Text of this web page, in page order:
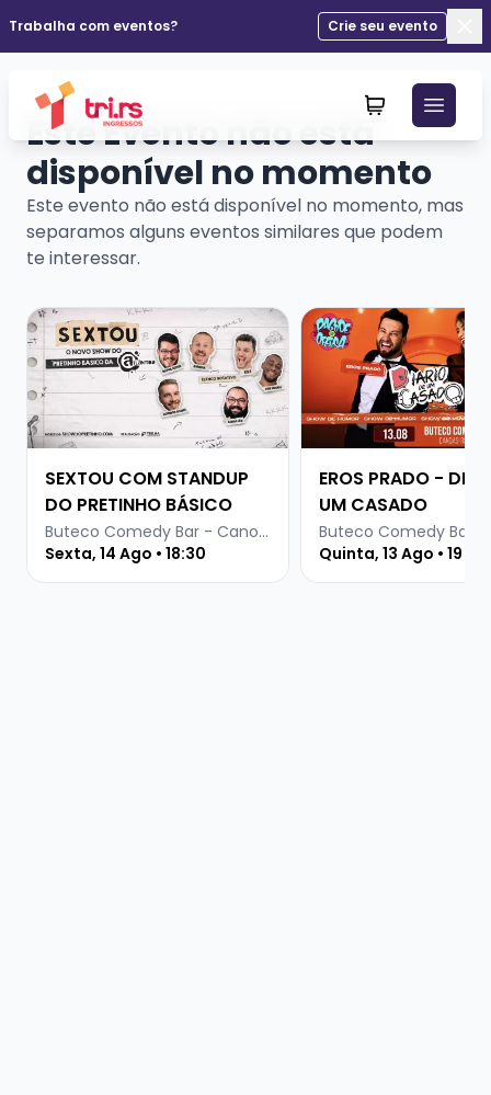
Trabalha com eventos?
Crie seu evento
Este Evento não está
disponível no momento
Este evento não está disponível no momento, mas
separamos alguns eventos similares que podem
te interessar.
Veja mais sobre SEXTOU COM STANDUP DO
SEXTOU COM STANDUP
DO PRETINHO BÁSICO
Buteco Comedy Bar - Canoas
Sexta, 14 Ago • 18:30
Veja mais sobre
EROS PRADO -
UM CASADO
Quinta, 13 Ago • 19